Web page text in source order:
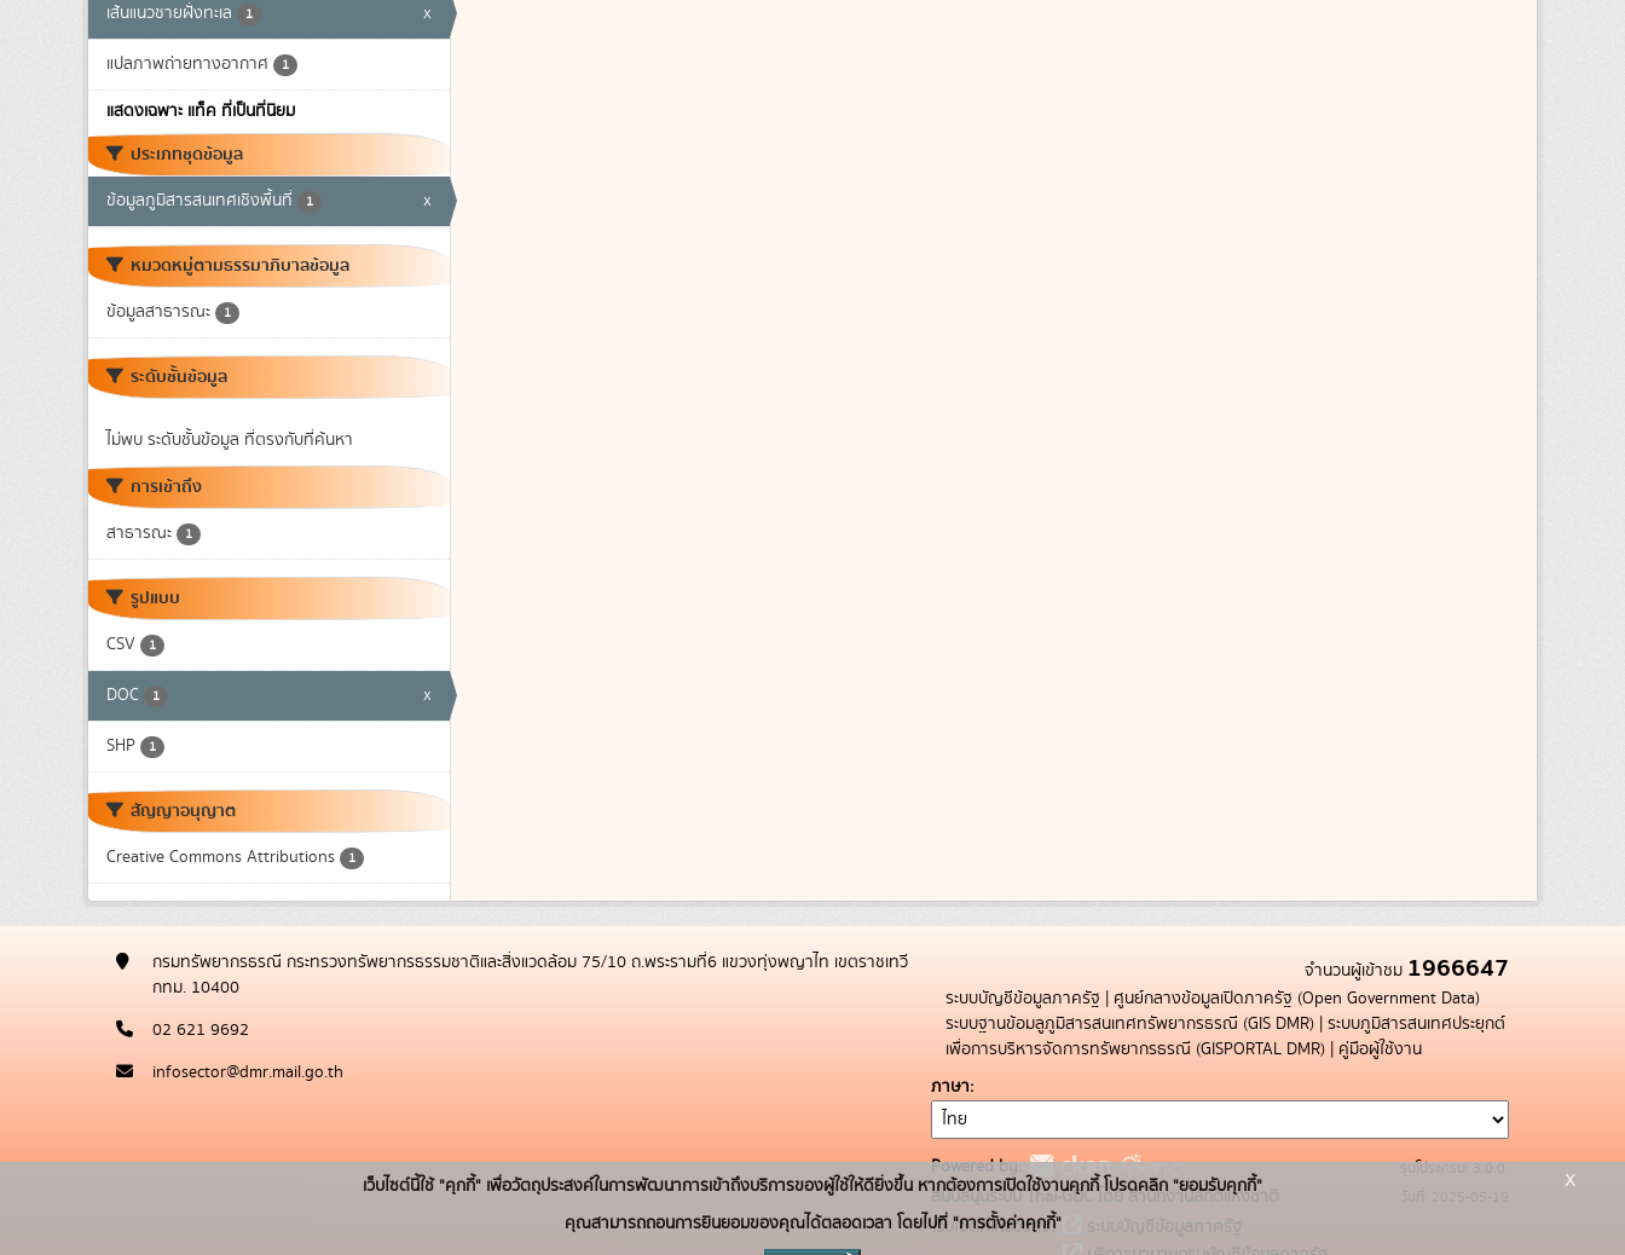
เส้นแนวชายฝั่งทะเล 1 x
แปลภาพถ่ายทางอากาศ 1
แสดงเฉพาะ แท็ค ที่เป็นที่นิยม
ประเภทชุดข้อมูล
ข้อมูลภูมิสารสนเทศเชิงพื้นที่ 1 x
หมวดหมู่ตามธรรมาภิบาลข้อมูล
ข้อมูลสาธารณะ 1
ระดับชั้นข้อมูล
ไม่พบ ระดับชั้นข้อมูล ที่ตรงกับที่ค้นหา
การเข้าถึง
สาธารณะ 1
รูปแบบ
CSV 1
DOC 1 x
SHP 1
สัญญาอนุญาต
Creative Commons Attributions 1
กรมทรัพยากรธรณี กระทรวงทรัพยากรธรรมชาติและสิ่งแวดล้อม 75/10 ถ.พระรามที่6 แขวงทุ่งพญาไท เขตราชเทวี
กทม. 10400
02 621 9692
infosector@dmr.mail.go.th
จำนวนผู้เข้าชม 1966647
ระบบบัญชีข้อมูลภาครัฐ | ศูนย์กลางข้อมูลเปิดภาครัฐ (Open Government Data)
ระบบฐานข้อมลูภูมิสารสนเทศทรัพยากรธรณี (GIS DMR) | ระบบภูมิสารสนเทศประยุกต์
เพื่อการบริหารจัดการทรัพยากรธรณี (GISPORTAL DMR) | คู่มือผู้ใช้งาน
ภาษา
Powered by:
สนับสนุนระบบ Thai-GDC โดย สำนักงานสถิติแห่งชาติ
เว็บไซต์ที่เกี่ยวข้อง:
ระบบบัญชีข้อมูลภาครัฐ
รุ่นโปรแกรม: 3.0.0
วันที่: 2025-05-19
เว็บไซต์นี้ใช้ "คุกกี้" เพื่อวัตถุประสงค์ในการพัฒนาการเข้าถึงบริการของผู้ใช้ให้ดียิ่งขึ้น หากต้องการเปิดใช้งานคุกกี้ โปรดคลิก "ยอมรับคุกกี้"
คุณสามารถถอนการยินยอมของคุณได้ตลอดเวลา โดยไปที่ "การตั้งค่าคุกกี้"
x